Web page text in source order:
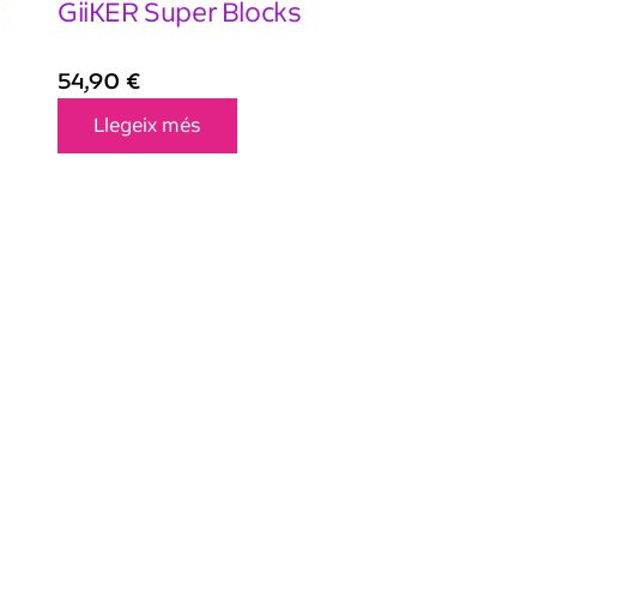
GiiKER Super Blocks
54,90 €
Llegeix més